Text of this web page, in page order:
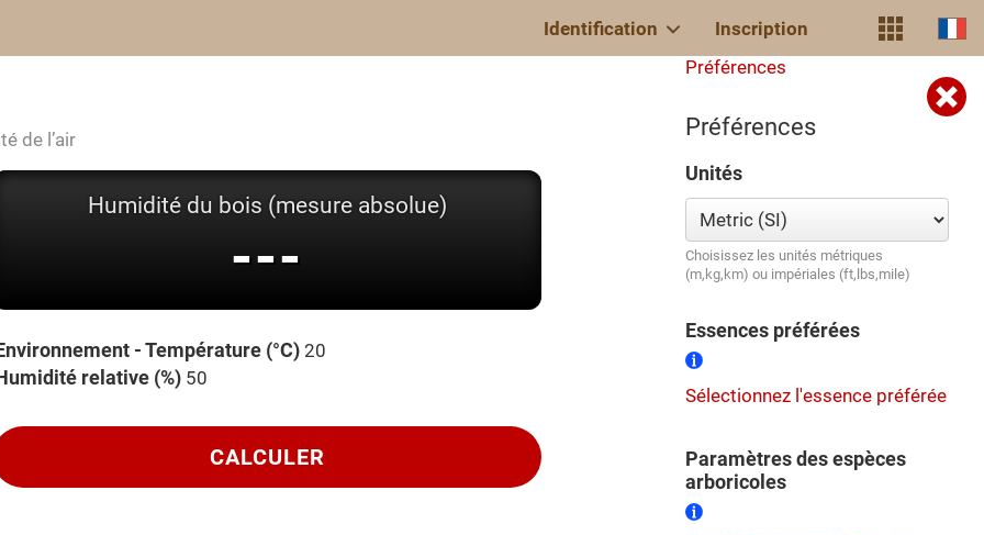
Identification Inscription
de l’air
Humidité du bois (mesure absolue)
---
- Température (°C)
relative (%)
CALCULER
Préférences
Préférences
Unités
Choisissez les unités métriques
(m,kg,km) ou impériales (ft,lbs,mile)
Essences préférées
Sélectionnez l'essence préférée
Paramètres des espèces
arboricoles